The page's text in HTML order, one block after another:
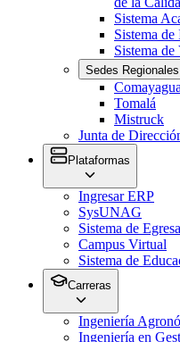
Sistema
Sistema
Sistema
Sedes Regionales
Comayagua
Tomalá
Mistruck
Junta de
Plataformas
Ingresar ERP
SysUNAG
Sistema de
Campus Virtual
Sistema de
Carreras
Ingeniería
Ingeniería en